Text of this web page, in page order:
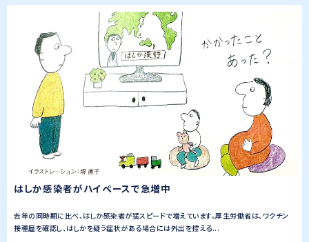
はしか感染者がハイペースで急増中
去年の同時期に比べ、はしか感染者が猛スピードで増えています。厚生労働省は、ワクチン
接種歴を確認し、はしかを疑う症状がある場合には外出を控える...